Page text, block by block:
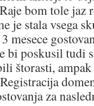
bom tole jaz
je stala vsega
mesece
bi poskusil tudi
štorasti, ampak
za